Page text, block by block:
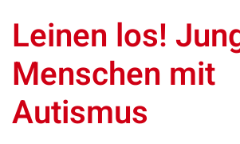
Leinen los!
Menschen mit
Autismus